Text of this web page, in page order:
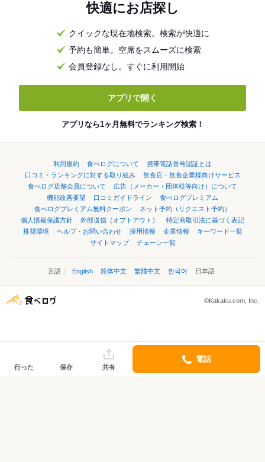
快適にお店探し
クイックな現在地検索。検索が快適に
予約も簡単。空席をスムーズに検索
会員登録なし。すぐに利用開始
アプリで開く
アプリなら1ヶ月無料でランキング検索！
利用規約 食べログについて
携帯電話番号認証とは
口コミ・ランキングに対する取り組み
飲食店・飲食企業様向けサービス
食べログ店舗会員について
広告（メーカー・団体様等向け）について
機能改善要望
口コミガイドライン
食べログプレミアム
食べログプレミアム無料クーポン
ネット予約（リクエスト予約）
個人情報保護方針
外部送信（オプトアウト）
特定商取引法に基づく表記
推奨環境
ヘルプ・お問い合わせ 採用情報 企業情報
キーワード一覧
サイトマップ
チェーン一覧
言語： English 简体中文 繁體中文 한국어 日本語
©Kakaku.com, Inc.
行った 保存 共有
電話